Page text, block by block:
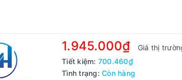
1.945.000₫ Giá thị
Tiết kiệm: 700.460₫
Tình trạng: Còn hàng